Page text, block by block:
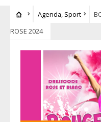
Agenda, Sport
ROSE 2024